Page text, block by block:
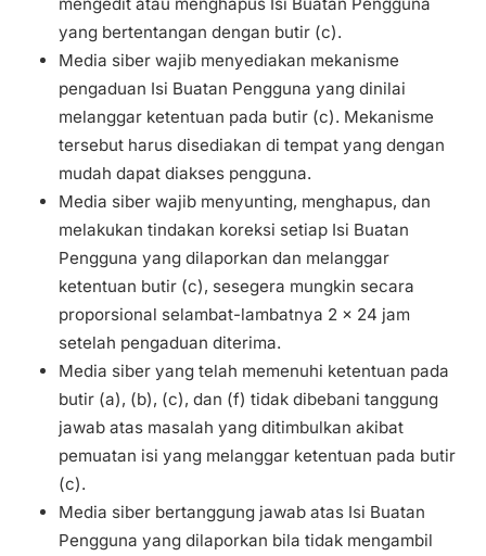
yang bertentangan dengan butir (c).
Media siber wajib menyediakan mekanisme
pengaduan Isi Buatan Pengguna yang dinilai
melanggar ketentuan pada butir (c). Mekanisme
tersebut harus disediakan di tempat yang dengan
mudah dapat diakses pengguna.
Media siber wajib menyunting, menghapus, dan
melakukan tindakan koreksi setiap Isi Buatan
Pengguna yang dilaporkan dan melanggar
ketentuan butir (c), sesegera mungkin secara
proporsional selambat-lambatnya 2 x 24 jam
setelah pengaduan diterima.
Media siber yang telah memenuhi ketentuan pada
butir (a), (b), (c), dan (f) tidak dibebani tanggung
jawab atas masalah yang ditimbulkan akibat
pemuatan isi yang melanggar ketentuan pada butir
(c).
Media siber bertanggung jawab atas Isi Buatan
Pengguna yang dilaporkan bila tidak mengambil